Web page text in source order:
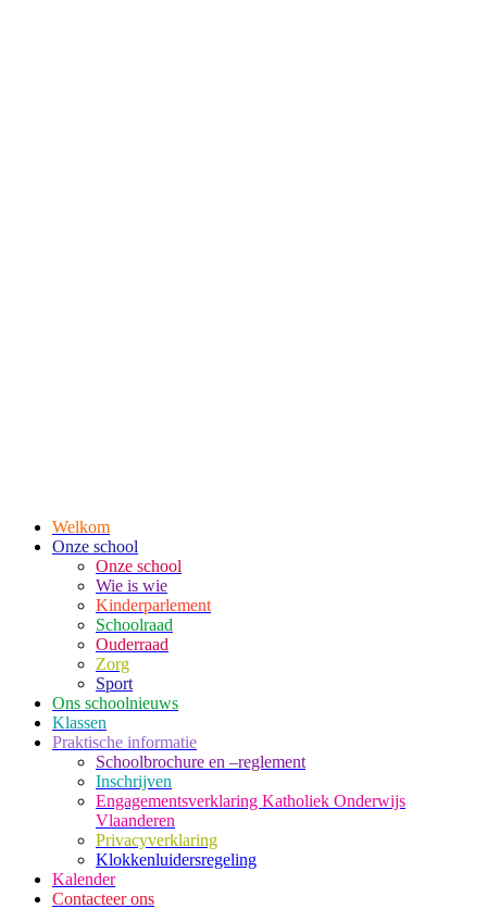
Welkom
Onze school
Onze school
Wie is wie
Kinderparlement
Schoolraad
Ouderraad
Zorg
Sport
Ons schoolnieuws
Klassen
Praktische informatie
Schoolbrochure en –reglement
Inschrijven
Engagementsverklaring Katholiek Onderwijs
Vlaanderen
Privacyverklaring
Klokkenluidersregeling
Kalender
Contacteer ons